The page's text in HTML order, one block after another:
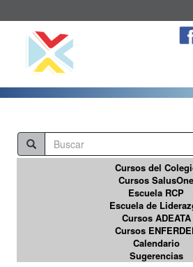
Cursos del
Cursos SalusOne
Escuela RCP
Escuela de
Cursos ADEATA
Cursos
Calendario
Sugerencias